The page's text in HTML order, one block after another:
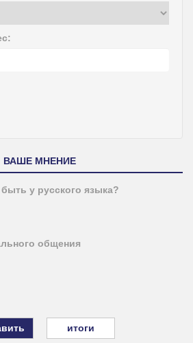
ВАШЕ МНЕНИЕ
у русского языка?
общения
итоги